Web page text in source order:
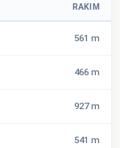
RAKIM
561 m
466 m
927 m
541 m